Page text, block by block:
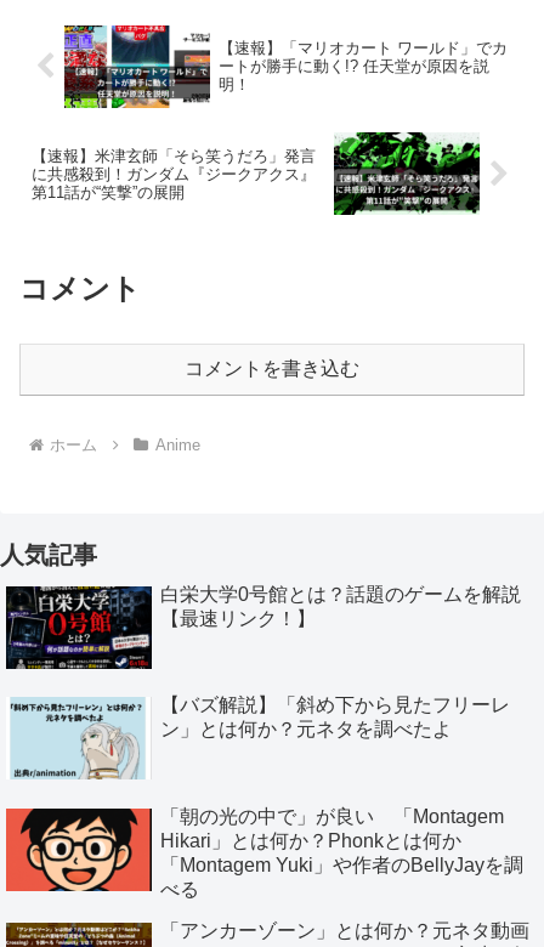
【速報】「マリオカート ワールド」でカ
ートが勝手に動く!? 任天堂が原因を説
明！
【速報】米津玄師「そら笑うだろ」発言
に共感殺到！ガンダム『ジークアクス』
第11話が“笑撃”の展開
コメント
コメントを書き込む
ホーム Anime
人気記事
白栄大学0号館とは？話題のゲームを解説
【最速リンク！】
【バズ解説】「斜め下から見たフリーレ
ン」とは何か？元ネタを調べたよ
「朝の光の中で」が良い 「Montagem
Hikari」とは何か？Phonkとは何か
「Montagem Yuki」や作者のBellyJayを調
べる
「アンカーゾーン」とは何か？元ネタ動画